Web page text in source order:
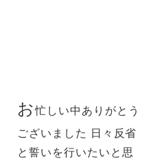
お忙しい中ありがとう
ございました 日々反省
と誓いを行いたいと思